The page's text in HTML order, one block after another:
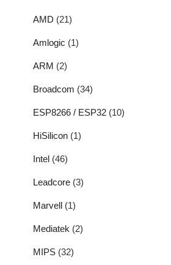
AMD (21)
Amlogic (1)
ARM (2)
Broadcom (34)
ESP8266 / ESP32 (10)
HiSilicon (1)
Intel (46)
Leadcore (3)
Marvell (1)
Mediatek (2)
MIPS (32)